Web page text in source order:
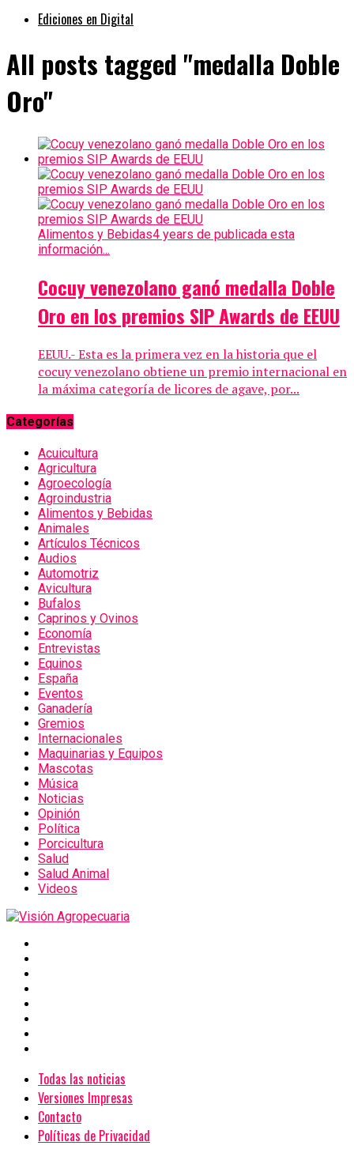
Ediciones en Digital
All posts tagged "medalla Doble
Oro"
Alimentos y Bebidas4 years de publicada esta
información...
Cocuy venezolano ganó medalla Doble
Oro en los premios SIP Awards de EEUU
EEUU.- Esta es la primera vez en la historia que el
cocuy venezolano obtiene un premio internacional en
la máxima categoría de licores de agave, por...
Categorías
Acuicultura
Agricultura
Agroecología
Agroindustria
Alimentos y Bebidas
Animales
Artículos Técnicos
Audios
Automotriz
Avicultura
Bufalos
Caprinos y Ovinos
Economía
Entrevistas
Equinos
España
Eventos
Ganadería
Gremios
Internacionales
Maquinarias y Equipos
Mascotas
Música
Noticias
Opinión
Política
Porcicultura
Salud
Salud Animal
Videos
Todas las noticias
Versiones Impresas
Contacto
Políticas de Privacidad